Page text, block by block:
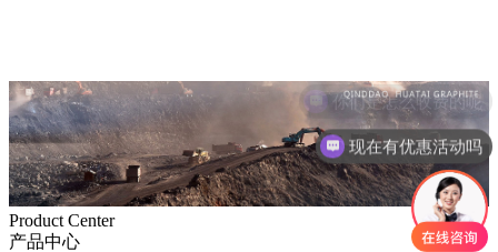
Product Center
产品中心
你们是怎么收费的呢
现在有优惠活动吗